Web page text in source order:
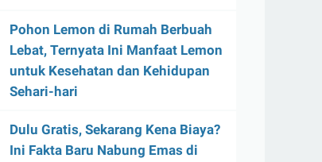
Pohon Lemon di Rumah Berbuah
Lebat, Ternyata Ini Manfaat Lemon
untuk Kesehatan dan Kehidupan
Sehari-hari
Dulu Gratis, Sekarang Kena Biaya?
Ini Fakta Baru Nabung Emas di